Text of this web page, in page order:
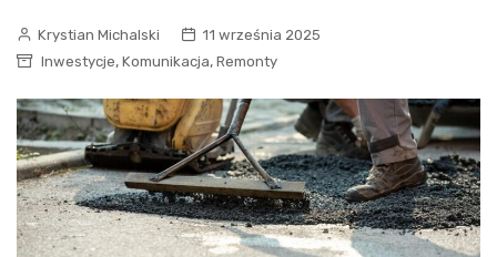
Krystian Michalski
11 września 2025
Inwestycje, Komunikacja, Remonty